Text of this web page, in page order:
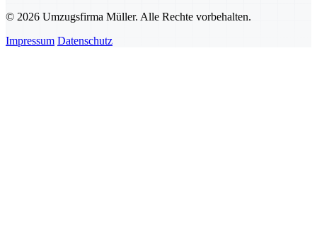
© 2026 Umzugsfirma Müller. Alle Rechte vorbehalten.
Impressum Datenschutz